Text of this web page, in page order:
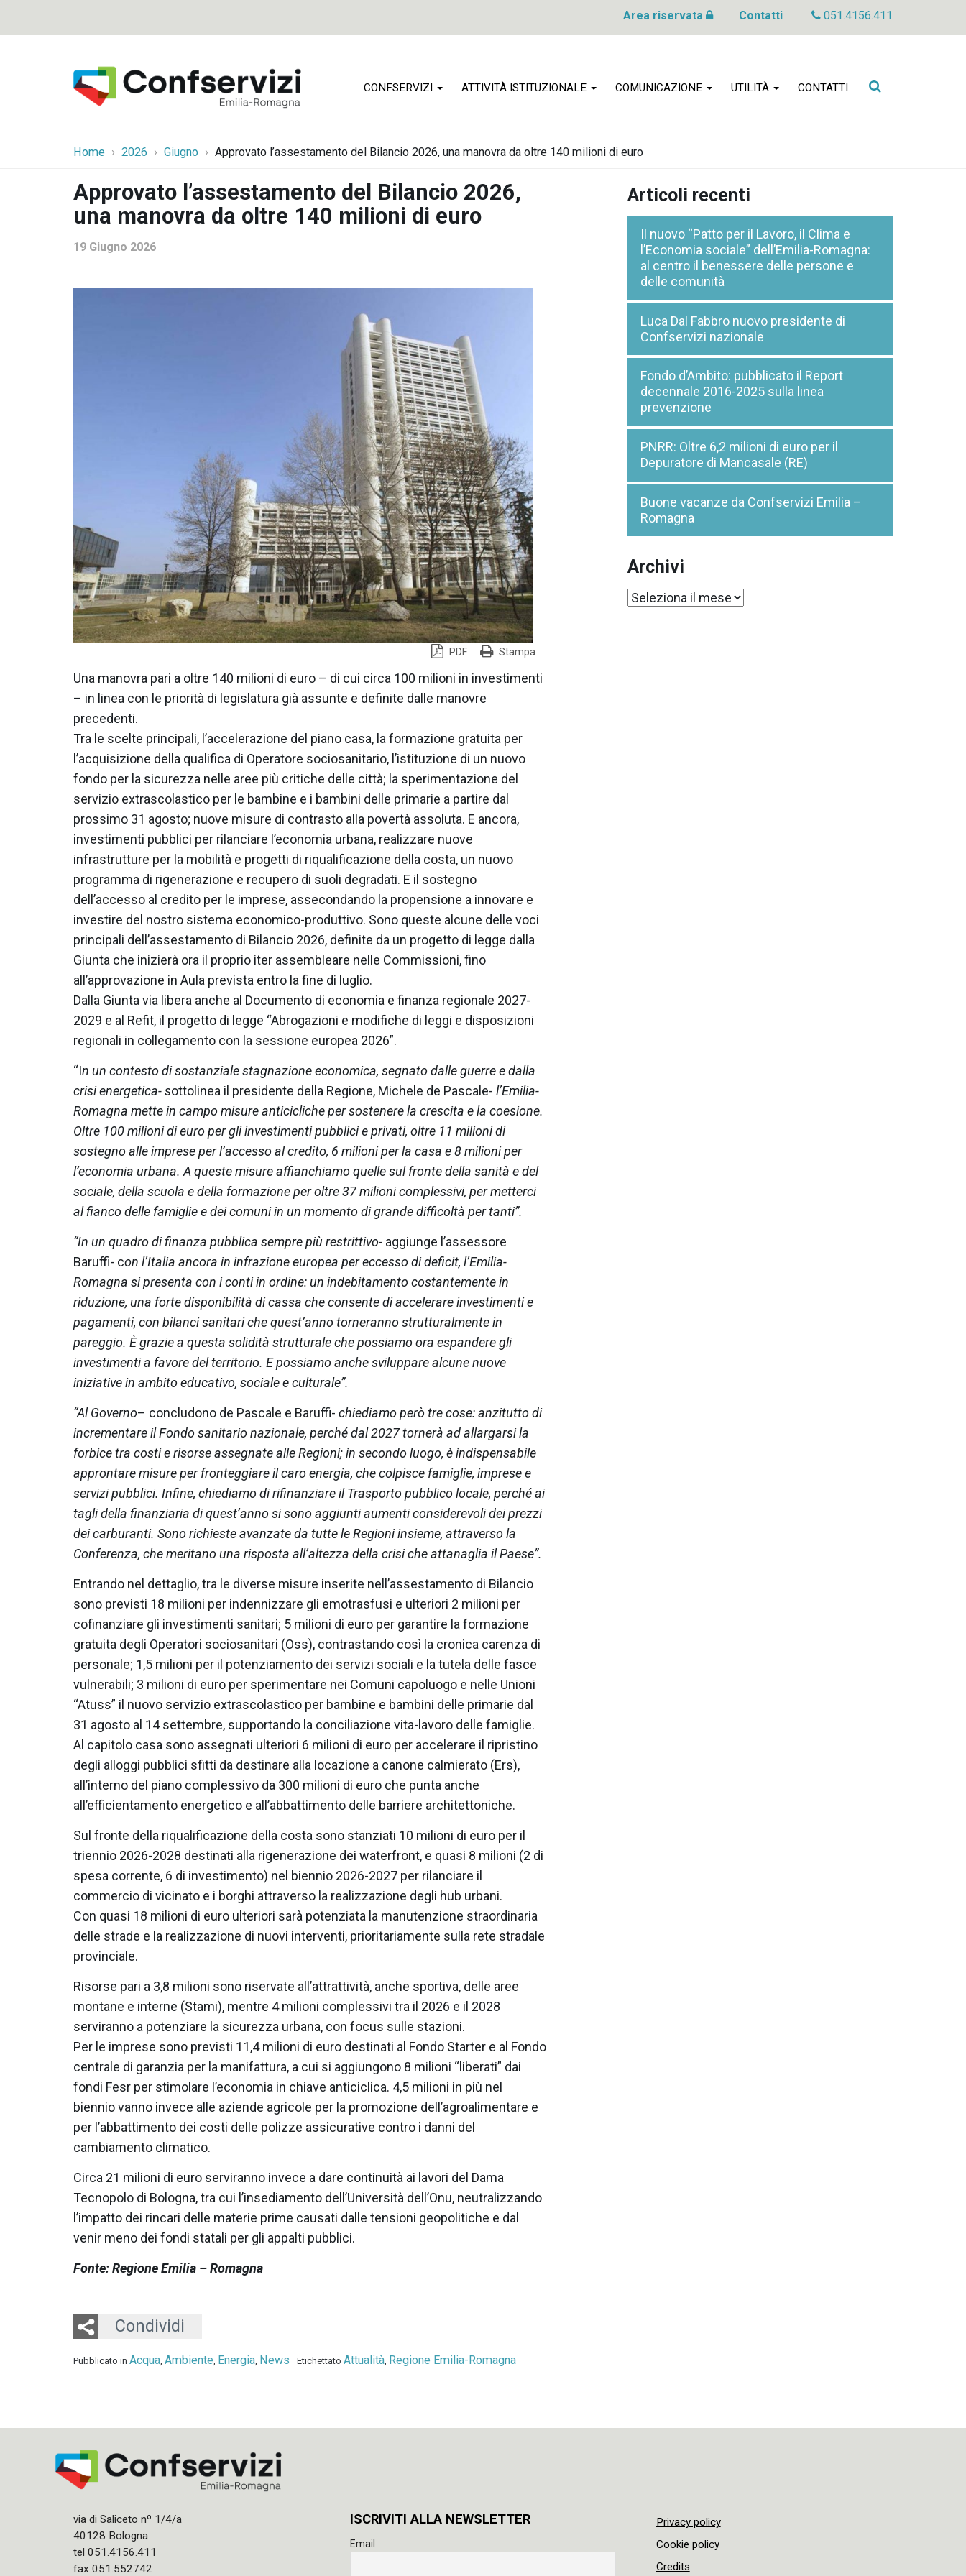
Area riservata Contatti 051.4156.411
CONFSERVIZI ATTIVITÀ ISTITUZIONALE COMUNICAZIONE UTILITÀ CONTATTI
Cerca
Home 2026 Giugno Approvato l’assestamento del Bilancio 2026, una manovra da oltre 140 milioni di euro
Approvato l’assestamento del Bilancio 2026,
una manovra da oltre 140 milioni di euro
19 Giugno 2026
PDF Stampa
Una manovra pari a oltre 140 milioni di euro – di cui circa 100 milioni in investimenti
– in linea con le priorità di legislatura già assunte e definite dalle manovre
precedenti.
Tra le scelte principali, l’accelerazione del piano casa, la formazione gratuita per
l’acquisizione della qualifica di Operatore sociosanitario, l’istituzione di un nuovo
fondo per la sicurezza nelle aree più critiche delle città; la sperimentazione del
servizio extrascolastico per le bambine e i bambini delle primarie a partire dal
prossimo 31 agosto; nuove misure di contrasto alla povertà assoluta. E ancora,
investimenti pubblici per rilanciare l’economia urbana, realizzare nuove
infrastrutture per la mobilità e progetti di riqualificazione della costa, un nuovo
programma di rigenerazione e recupero di suoli degradati. E il sostegno
dell’accesso al credito per le imprese, assecondando la propensione a innovare e
investire del nostro sistema economico-produttivo. Sono queste alcune delle voci
principali dell’assestamento di Bilancio 2026, definite da un progetto di legge dalla
Giunta che inizierà ora il proprio iter assembleare nelle Commissioni, fino
all’approvazione in Aula prevista entro la fine di luglio.
Dalla Giunta via libera anche al Documento di economia e finanza regionale 2027-
2029 e al Refit, il progetto di legge “Abrogazioni e modifiche di leggi e disposizioni
regionali in collegamento con la sessione europea 2026”.
“In un contesto di sostanziale stagnazione economica, segnato dalle guerre e dalla
crisi energetica- sottolinea il presidente della Regione, Michele de Pascale- l’Emilia-
Romagna mette in campo misure anticicliche per sostenere la crescita e la coesione.
Oltre 100 milioni di euro per gli investimenti pubblici e privati, oltre 11 milioni di
sostegno alle imprese per l’accesso al credito, 6 milioni per la casa e 8 milioni per
l’economia urbana. A queste misure affianchiamo quelle sul fronte della sanità e del
sociale, della scuola e della formazione per oltre 37 milioni complessivi, per metterci
al fianco delle famiglie e dei comuni in un momento di grande difficoltà per tanti”.
“In un quadro di finanza pubblica sempre più restrittivo- aggiunge l’assessore
Baruffi- con l’Italia ancora in infrazione europea per eccesso di deficit, l’Emilia-
Romagna si presenta con i conti in ordine: un indebitamento costantemente in
riduzione, una forte disponibilità di cassa che consente di accelerare investimenti e
pagamenti, con bilanci sanitari che quest’anno torneranno strutturalmente in
pareggio. È grazie a questa solidità strutturale che possiamo ora espandere gli
investimenti a favore del territorio. E possiamo anche sviluppare alcune nuove
iniziative in ambito educativo, sociale e culturale”.
“Al Governo– concludono de Pascale e Baruffi- chiediamo però tre cose: anzitutto di
incrementare il Fondo sanitario nazionale, perché dal 2027 tornerà ad allargarsi la
forbice tra costi e risorse assegnate alle Regioni; in secondo luogo, è indispensabile
approntare misure per fronteggiare il caro energia, che colpisce famiglie, imprese e
servizi pubblici. Infine, chiediamo di rifinanziare il Trasporto pubblico locale, perché ai
tagli della finanziaria di quest’anno si sono aggiunti aumenti considerevoli dei prezzi
dei carburanti. Sono richieste avanzate da tutte le Regioni insieme, attraverso la
Conferenza, che meritano una risposta all’altezza della crisi che attanaglia il Paese”.
Entrando nel dettaglio, tra le diverse misure inserite nell’assestamento di Bilancio
sono previsti 18 milioni per indennizzare gli emotrasfusi e ulteriori 2 milioni per
cofinanziare gli investimenti sanitari; 5 milioni di euro per garantire la formazione
gratuita degli Operatori sociosanitari (Oss), contrastando così la cronica carenza di
personale; 1,5 milioni per il potenziamento dei servizi sociali e la tutela delle fasce
vulnerabili; 3 milioni di euro per sperimentare nei Comuni capoluogo e nelle Unioni
“Atuss” il nuovo servizio extrascolastico per bambine e bambini delle primarie dal
31 agosto al 14 settembre, supportando la conciliazione vita-lavoro delle famiglie.
Al capitolo casa sono assegnati ulteriori 6 milioni di euro per accelerare il ripristino
degli alloggi pubblici sfitti da destinare alla locazione a canone calmierato (Ers),
all’interno del piano complessivo da 300 milioni di euro che punta anche
all’efficientamento energetico e all’abbattimento delle barriere architettoniche.
Sul fronte della riqualificazione della costa sono stanziati 10 milioni di euro per il
triennio 2026-2028 destinati alla rigenerazione dei waterfront, e quasi 8 milioni (2 di
spesa corrente, 6 di investimento) nel biennio 2026-2027 per rilanciare il
commercio di vicinato e i borghi attraverso la realizzazione degli hub urbani.
Con quasi 18 milioni di euro ulteriori sarà potenziata la manutenzione straordinaria
delle strade e la realizzazione di nuovi interventi, prioritariamente sulla rete stradale
provinciale.
Risorse pari a 3,8 milioni sono riservate all’attrattività, anche sportiva, delle aree
montane e interne (Stami), mentre 4 milioni complessivi tra il 2026 e il 2028
serviranno a potenziare la sicurezza urbana, con focus sulle stazioni.
Per le imprese sono previsti 11,4 milioni di euro destinati al Fondo Starter e al Fondo
centrale di garanzia per la manifattura, a cui si aggiungono 8 milioni “liberati” dai
fondi Fesr per stimolare l’economia in chiave anticiclica. 4,5 milioni in più nel
biennio vanno invece alle aziende agricole per la promozione dell’agroalimentare e
per l’abbattimento dei costi delle polizze assicurative contro i danni del
cambiamento climatico.
Circa 21 milioni di euro serviranno invece a dare continuità ai lavori del Dama
Tecnopolo di Bologna, tra cui l’insediamento dell’Università dell’Onu, neutralizzando
l’impatto dei rincari delle materie prime causati dalle tensioni geopolitiche e dal
venir meno dei fondi statali per gli appalti pubblici.
Fonte: Regione Emilia – Romagna
Condividi
Twitter
LinkedIn
Email
Pubblicato in Acqua, Ambiente, Energia, News Etichettato Attualità, Regione Emilia-Romagna
Articoli recenti
Il nuovo “Patto per il Lavoro, il Clima e
l’Economia sociale” dell’Emilia-Romagna:
al centro il benessere delle persone e
delle comunità
Luca Dal Fabbro nuovo presidente di
Confservizi nazionale
Fondo d’Ambito: pubblicato il Report
decennale 2016-2025 sulla linea
prevenzione
PNRR: Oltre 6,2 milioni di euro per il
Depuratore di Mancasale (RE)
Buone vacanze da Confservizi Emilia –
Romagna
Archivi
Archivi
via di Saliceto nº 1/4/a
40128 Bologna
tel 051.4156.411
fax 051.552742
ISCRIVITI ALLA NEWSLETTER
Email
Privacy policy
Cookie policy
Credits